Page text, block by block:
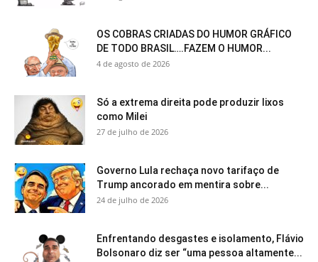
OS COBRAS CRIADAS DO HUMOR GRÁFICO
DE TODO BRASIL….FAZEM O HUMOR...
4 de agosto de 2026
Só a extrema direita pode produzir lixos
como Milei
27 de julho de 2026
Governo Lula rechaça novo tarifaço de
Trump ancorado em mentira sobre...
24 de julho de 2026
Enfrentando desgastes e isolamento, Flávio
Bolsonaro diz ser “uma pessoa altamente...